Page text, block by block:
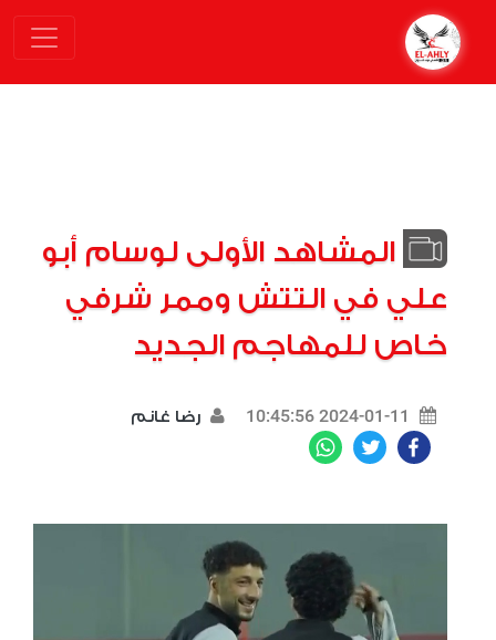
المشاهد الأولى لوسام أبو
علي في التتش وممر شرفي
خاص للمهاجم الجديد
2024-01-11 10:45:56 رضا غانم
Facebook
Twitter